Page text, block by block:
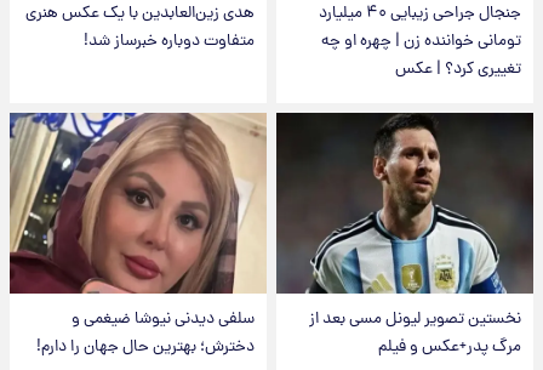
جنجال جراحی زیبایی ۴۰ میلیارد
تومانی خواننده زن | چهره او چه
تغییری کرد؟ | عکس
هدی زین‌العابدین با یک عکس هنری
متفاوت دوباره خبرساز شد!
نخستین تصویر لیونل مسی بعد از
مرگ پدر+عکس و فیلم
سلفی دیدنی نیوشا ضیغمی و
دخترش؛ بهترین حال جهان را دارم!